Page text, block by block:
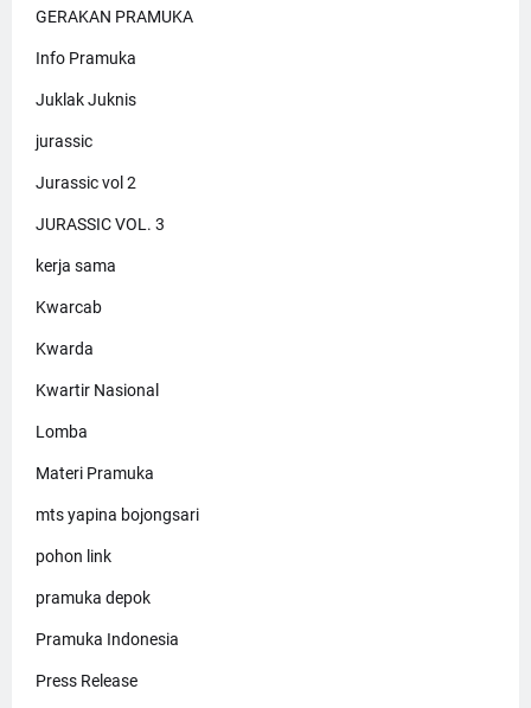
GERAKAN PRAMUKA
Info Pramuka
Juklak Juknis
jurassic
Jurassic vol 2
JURASSIC VOL. 3
kerja sama
Kwarcab
Kwarda
Kwartir Nasional
Lomba
Materi Pramuka
mts yapina bojongsari
pohon link
pramuka depok
Pramuka Indonesia
Press Release